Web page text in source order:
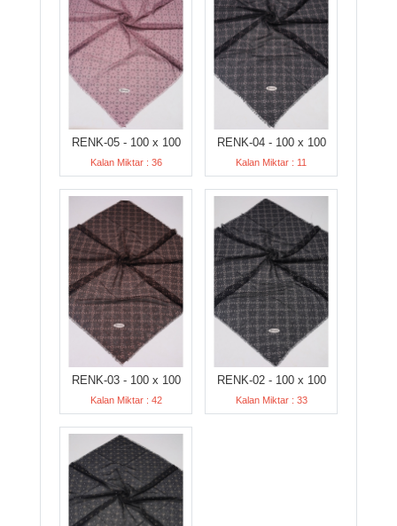
RENK-05 - 100 x 100
Kalan Miktar : 36
RENK-04 - 100 x 100
Kalan Miktar : 11
RENK-03 - 100 x 100
Kalan Miktar : 42
RENK-02 - 100 x 100
Kalan Miktar : 33